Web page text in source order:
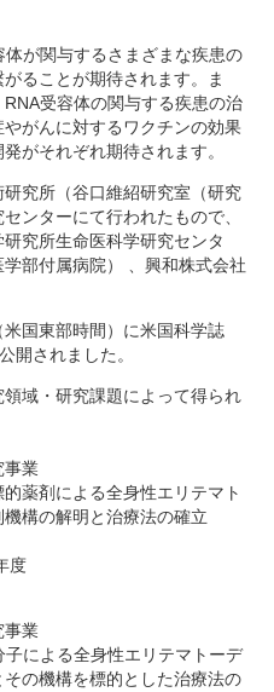
が関与するさまざまな疾患の
ることが期待されます。ま
受容体の関与する疾患の治
がんに対するワクチンの効果
がそれぞれ期待されます。
究所（谷口維紹研究室（研究
ンターにて行われたもので、
究所生命医科学研究センタ
部付属病院） 、興和株式会社
国東部時間）に米国科学誌
開されました。
域・研究課題によって得られ
事業
薬剤による全身性エリテマト
構の解明と治療法の確立
度
事業
による全身性エリテマトーデ
の機構を標的とした治療法の